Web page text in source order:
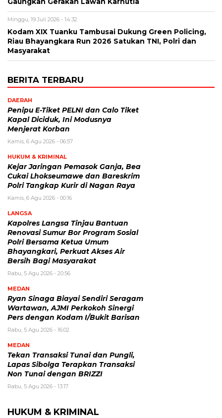
Minggu, 19 Juli 2026 - 14:32
Kodam XIX Tuanku Tambusai Dukung Green Policing,
Riau Bhayangkara Run 2026 Satukan TNI, Polri dan
Masyarakat
BERITA TERBARU
DAERAH
Penipu E-Tiket PELNI dan Calo Tiket
Kapal Diciduk, Ini Modusnya
Menjerat Korban
Kamis, 6 Agu 2026 - 06:57
HUKUM & KRIMINAL
Kejar Jaringan Pemasok Ganja, Bea
Cukai Lhokseumawe dan Bareskrim
Polri Tangkap Kurir di Nagan Raya
Kamis, 6 Agu 2026 - 00:16
LANGSA
Kapolres Langsa Tinjau Bantuan
Renovasi Sumur Bor Program Sosial
Polri Bersama Ketua Umum
Bhayangkari, Perkuat Akses Air
Bersih Bagi Masyarakat
Rabu, 5 Agu 2026 - 20:56
MEDAN
Ryan Sinaga Biayai Sendiri Seragam
Wartawan, AJMI Perkokoh Sinergi
Pers dengan Kodam I/Bukit Barisan
Rabu, 5 Agu 2026 - 16:02
MEDAN
Tekan Transaksi Tunai dan Pungli,
Lapas Sibolga Terapkan Transaksi
Non Tunai dengan BRIZZI
Rabu, 5 Agu 2026 - 13:17
HUKUM & KRIMINAL